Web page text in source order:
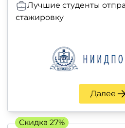
Лучшие студенты
стажировку
Далее
Скидка 27%